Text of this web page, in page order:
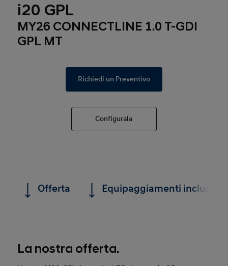
i20 GPL
MY26 CONNECTLINE 1.0 T-GDI
GPL MT
Richiedi un Preventivo
Configurala
Offerta Equipaggiamenti inclusi
La nostra offerta.